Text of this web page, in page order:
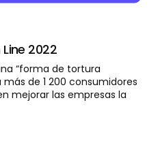
2022
“forma de tortura
de 1 200 consumidores
mejorar las empresas la